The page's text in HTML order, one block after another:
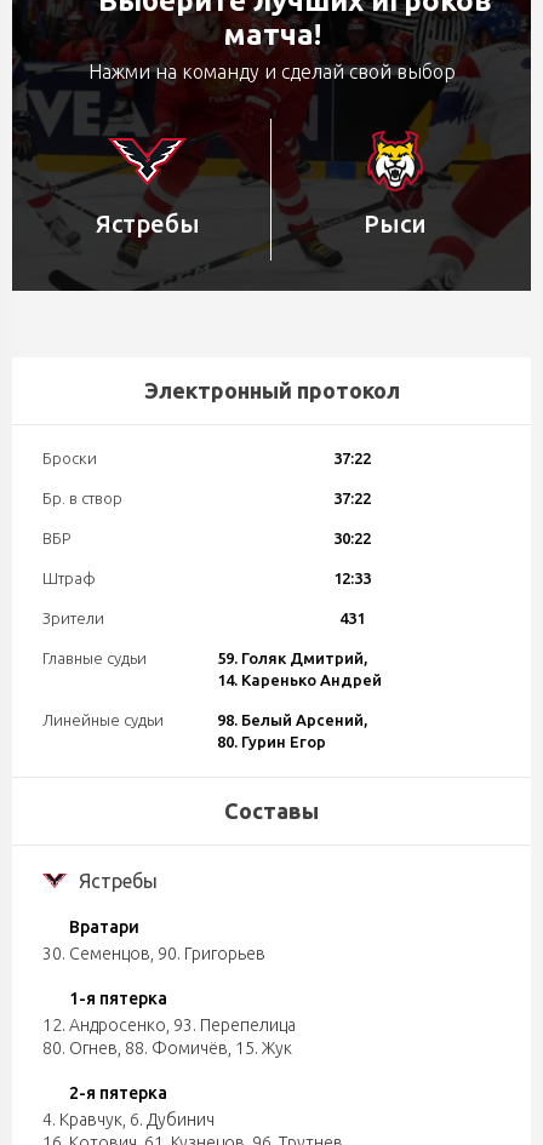
матча!
Нажми на команду и сделай свой выбор
Ястребы Рыси
Электронный протокол
Броски 37:22
Бр. в створ 37:22
ВБР 30:22
Штраф 12:33
Зрители 431
Главные судьи
59. Голяк Дмитрий,
14. Каренько Андрей
Линейные судьи
98. Белый Арсений,
80. Гурин Егор
Составы
Ястребы
Вратари
30. Семенцов 90. Григорьев
1-я пятерка
12. Андросенко 93. Перепелица
80. Огнев 88. Фомичёв 15. Жук
2-я пятерка
4. Кравчук 6. Дубинич